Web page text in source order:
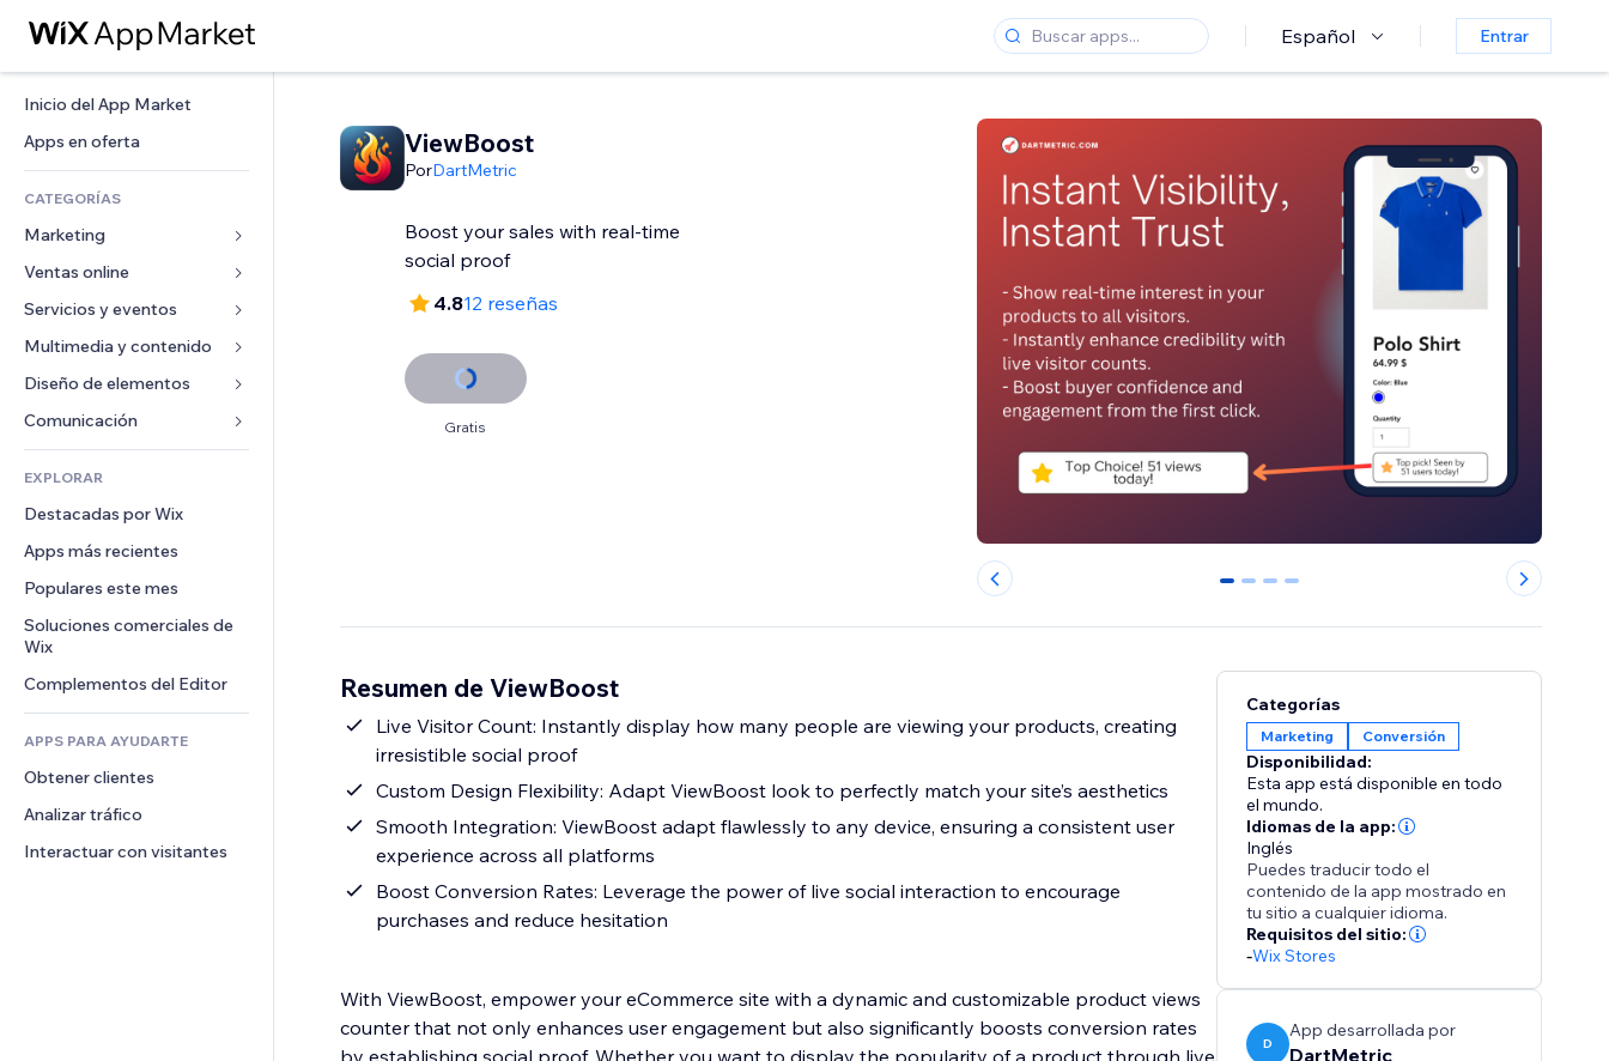
Español Entrar
Inicio del App Market
Apps en oferta
CATEGORÍAS
Marketing
Anuncios
Móvil
Analíticas
Anuncios del sitio
Email
Ventas online
Apps para tiendas
Envíos y entregas
Botones de venta
Contabilidad
Cupones y fidelización
Almacenamiento de mercancía
Crowdfunding
Alimentos y bebidas
Servicios y eventos
Hoteles
Eventos
Restaurantes
Inmobiliarias
Reservas
Multimedia y contenido
Galerías
Música
Pódcast
Fotografía
Video
PDF
Compartir archivos
Noticias
Servicios de contenido
Efectos de texto
Diseño de elementos
Mapas y navegación
Privacidad y seguridad
Reloj
Plantillas para páginas
Efectos de imágenes
Botones y menús
Banners e insignias
Calculadoras
Buscar
Formularios
Encuestas
Chat
Comentarios
Teléfono
Comunidad
Reseñas y testimonios
EXPLORAR
Destacadas por Wix
Apps más recientes
Populares este mes
Soluciones comerciales de
Wix
Complementos del Editor
APPS PARA AYUDARTE
Obtener clientes
Analizar tráfico
Interactuar con visitantes
ViewBoost
PorDartMetric
Boost your sales with real-time
social proof
4.812 reseñas
Gratis
0 1 2 3
Resumen de ViewBoost
Live Visitor Count: Instantly display how many people are viewing your products, creating
irresistible social proof
Custom Design Flexibility: Adapt ViewBoost look to perfectly match your site’s aesthetics
Smooth Integration: ViewBoost adapt flawlessly to any device, ensuring a consistent user
experience across all platforms
Boost Conversion Rates: Leverage the power of live social interaction to encourage
purchases and reduce hesitation
With ViewBoost, empower your eCommerce site with a dynamic and customizable product views
counter that not only enhances user engagement but also significantly boosts conversion rates
Categorías
Marketing Conversión
Disponibilidad:
Esta app está disponible en todo
el mundo.
Idiomas de la app:
Inglés
Puedes traducir todo el
contenido de la app mostrado en
tu sitio a cualquier idioma.
Requisitos del sitio:
-Wix Stores
D
App desarrollada por
DartMetric